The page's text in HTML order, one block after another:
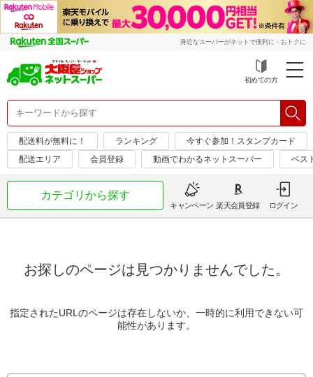
身近なスーパーがネットで便利に・おトクに
初めての方
配送料が無料に！ ランキング
今すぐ参加！スタンプカード
配送エリア
会員登録 動画でわかるネットスーパー ベス
カテゴリから探す
キャンペーン 楽天会員登録 ログイン
お探しのページは見つかりませんでした。
指定されたURLのページは存在しないか、一時的に利用できない可
能性があります。